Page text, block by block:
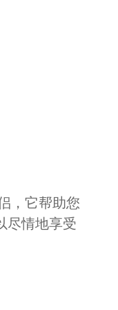
，它帮助您
尽情地享受